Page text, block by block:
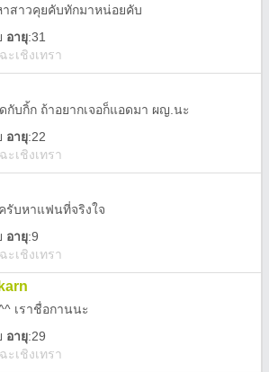
สาวคุยคับทักมาหน่อยคับ
อายุ:31
ฉะเชิงเทรา
กับกิ้ก ถ้าอยากเจอก็แอดมา ผญ.นะ
อายุ:22
ฉะเชิงเทรา
รับหาแฟนที่จริงใจ
อายุ:9
ฉะเชิงเทรา
เราชื่อกานนะ
อายุ:29
ฉะเชิงเทรา